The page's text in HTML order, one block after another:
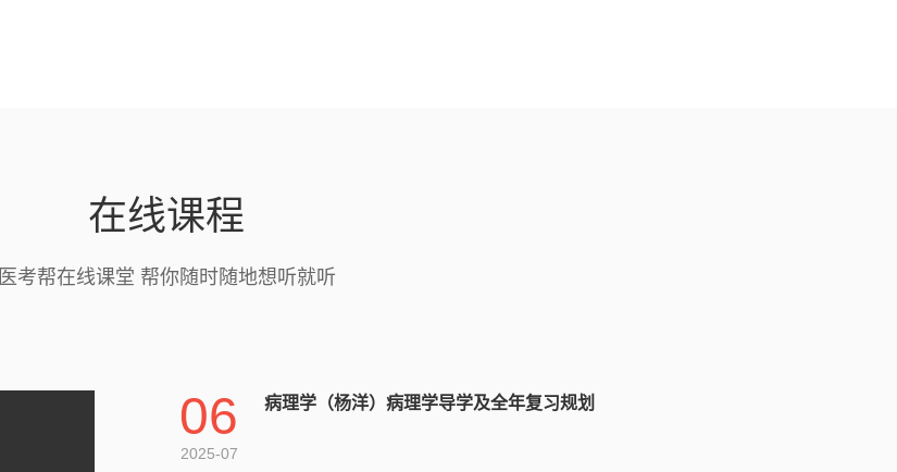
在线课程
医考帮在线课堂 帮你随时随地想听就听
06
2025-07
病理学（杨洋）病理学导学及全年复习规划